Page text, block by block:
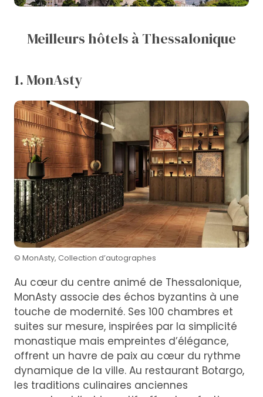
Meilleurs hôtels à Thessalonique
1. MonAsty
© MonAsty, Collection d’autographes
Au cœur du centre animé de Thessalonique,
MonAsty associe des échos byzantins à une
touche de modernité. Ses 100 chambres et
suites sur mesure, inspirées par la simplicité
monastique mais empreintes d’élégance,
offrent un havre de paix au cœur du rythme
dynamique de la ville. Au restaurant Botargo,
les traditions culinaires anciennes